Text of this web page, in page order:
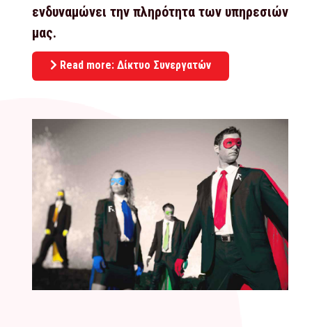
ενδυναμώνει την πληρότητα των υπηρεσιών
μας.
Read more: Δίκτυο Συνεργατών